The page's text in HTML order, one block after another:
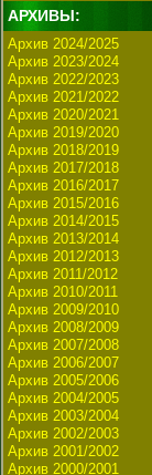
АРХИВЫ:
Архив 2024/2025
Архив 2023/2024
Архив 2022/2023
Архив 2021/2022
Архив 2020/2021
Архив 2019/2020
Архив 2018/2019
Архив 2017/2018
Архив 2016/2017
Архив 2015/2016
Архив 2014/2015
Архив 2013/2014
Архив 2012/2013
Архив 2011/2012
Архив 2010/2011
Архив 2009/2010
Архив 2008/2009
Архив 2007/2008
Архив 2006/2007
Архив 2005/2006
Архив 2004/2005
Архив 2003/2004
Архив 2002/2003
Архив 2001/2002
Архив 2000/2001